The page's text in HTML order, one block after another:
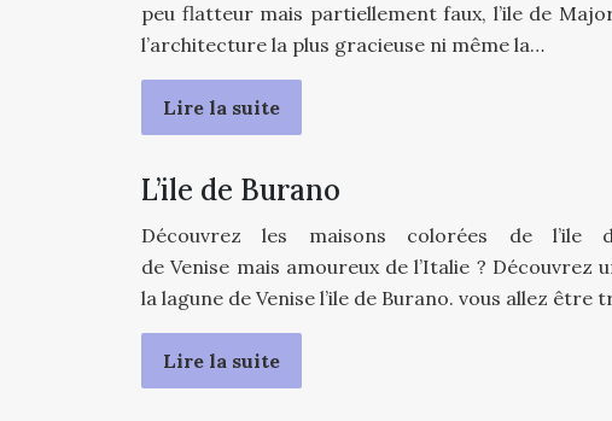
peu flatteur mais partiellement faux, l’ile de
l’architecture la plus gracieuse ni même la…
Lire la suite
L’ile de Burano
Découvrez les maisons colorées de l’ile
de Venise mais amoureux de l’Italie ? Découvrez
la lagune de Venise l’ile de Burano. vous allez être
Lire la suite